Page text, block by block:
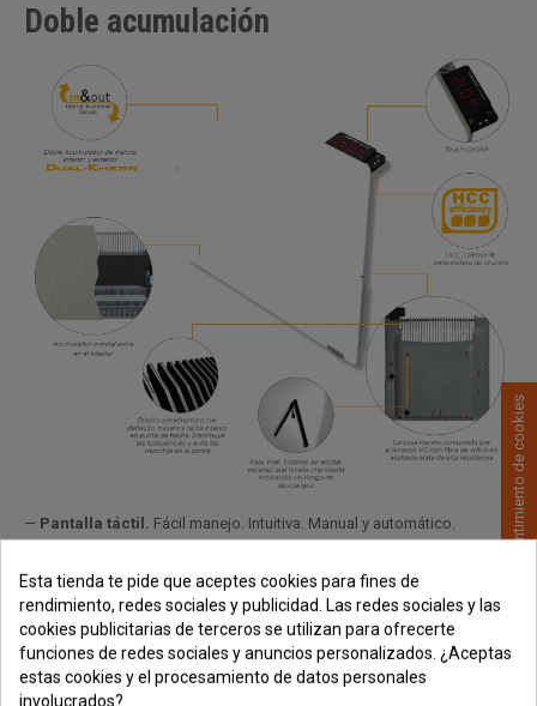
Doble acumulación
— Pantalla táctil. Fácil manejo. Intuitiva. Manual y automático.
de reprogramar a su gusto.
—Función Eco.-3 o C ahorra un 21%
Power Control. HCC System.
Esta tienda te pide que aceptes cookies para fines de
rendimiento, redes sociales y publicidad. Las redes sociales y las
cookies publicitarias de terceros se utilizan para ofrecerte
funciones de redes sociales y anuncios personalizados. ¿Aceptas
estas cookies y el procesamiento de datos personales
involucrados?
Consentimiento de cookies